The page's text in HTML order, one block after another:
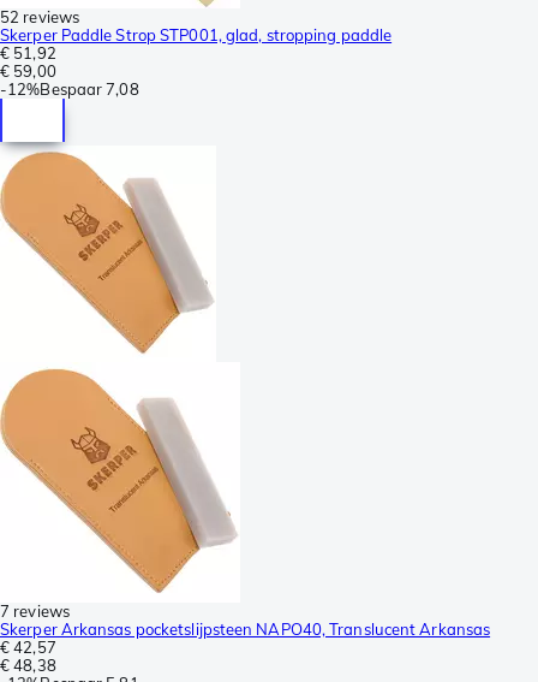
52 reviews
Skerper Paddle Strop STP001, glad, stropping paddle
€ 51,92
€ 59,00
-12%Bespaar 7,08
7 reviews
Skerper Arkansas pocketslijpsteen NAPO40, Translucent Arkansas
€ 42,57
€ 48,38